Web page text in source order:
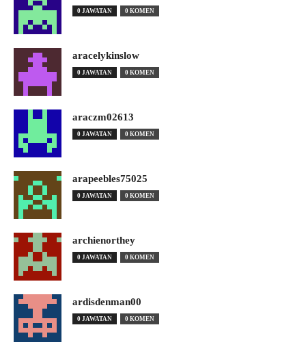
0 JAWATAN 0 KOMEN
aracelykinslow
0 JAWATAN 0 KOMEN
araczm02613
0 JAWATAN 0 KOMEN
arapeebles75025
0 JAWATAN 0 KOMEN
archienorthey
0 JAWATAN 0 KOMEN
ardisdenman00
0 JAWATAN 0 KOMEN